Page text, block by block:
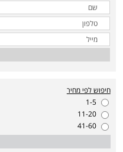
חיפוש לפי מחיר
1-5
11-20
41-60